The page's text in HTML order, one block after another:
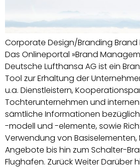
Corporate Design/Branding
Das Onlineportal »Brand
Deutsche Lufthansa AG ist ein
Tool zur Erhaltung der
u.a. Dienstleistern,
Tochterunternehmen und
sämtliche Informationen
-modell und -elemente, sowie
Verwendung von
Angebote bis hin zum Schalter-
Flughafen. Zurück Weiter Darüber